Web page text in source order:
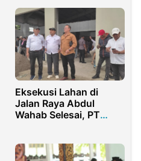
Eksekusi Lahan di
Jalan Raya Abdul
Wahab Selesai, PT
Apresiasi